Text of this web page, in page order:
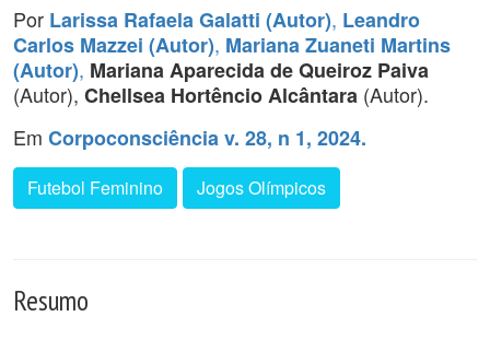
Por Larissa Rafaela Galatti (Autor), Leandro
Carlos Mazzei (Autor), Mariana Zuaneti Martins
(Autor), Mariana Aparecida de Queiroz Paiva
(Autor), Chellsea Hortêncio Alcântara (Autor).
Em Corpoconsciência v. 28, n 1, 2024.
Futebol Feminino Jogos Olímpicos
Resumo